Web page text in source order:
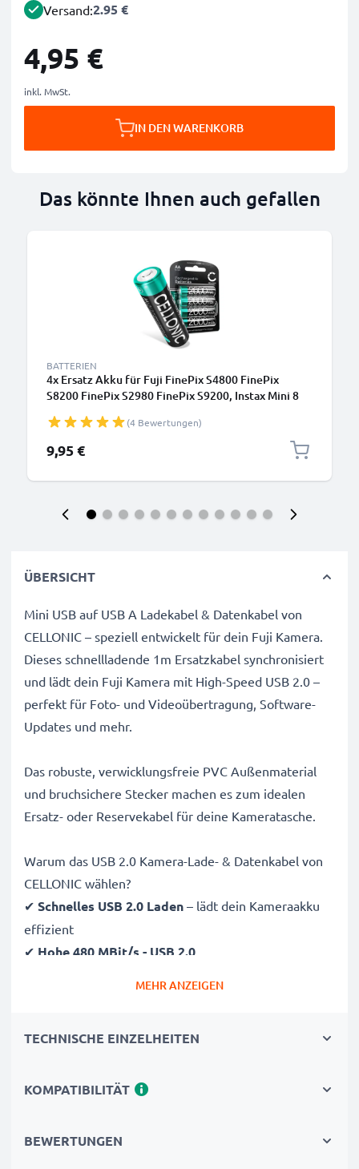
Versand:2.95 €
4,95 €
inkl. MwSt.
IN DEN WARENKORB
Das könnte Ihnen auch gefallen
BATTERIEN
4x Ersatz Akku für Fuji FinePix S4800 FinePix
S8200 FinePix S2980 FinePix S9200, Instax Mini 8
2600mAh, Batterie(4 Bewertungen)
9,95 €
ÜBERSICHT
Mini USB auf USB A Ladekabel & Datenkabel von
CELLONIC – speziell entwickelt für dein Fuji Kamera.
Dieses schnellladende 1m Ersatzkabel synchronisiert
und lädt dein Fuji Kamera mit High-Speed USB 2.0 –
perfekt für Foto- und Videoübertragung, Software-
Updates und mehr.
Das robuste, verwicklungsfreie PVC Außenmaterial
und bruchsichere Stecker machen es zum idealen
Ersatz- oder Reservekabel für deine Kameratasche.
Warum das USB 2.0 Kamera-Lade- & Datenkabel von
CELLONIC wählen?
✔ Schnelles USB 2.0 Laden – lädt dein Kameraakku
effizient
✔ Hohe 480 MBit/s - USB 2.0
verwicklungsfreies 1m Kabel
Synchronisation, Firmware-Updates und Fotodruck
S5 Pro Kameras & mehr
MEHR ANZEIGEN
TECHNISCHE EINZELHEITEN
KOMPATIBILITÄT
BEWERTUNGEN